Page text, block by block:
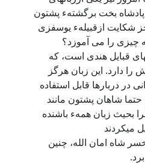
برگشتهء پشتون
یوسفزی
می آموزد؟
هندی است، که
این زبان هرگز
قابل استفاده
پشتون مانند
همهء باشنده
الله، چنین